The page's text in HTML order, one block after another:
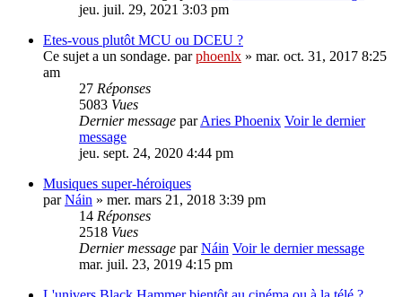
jeu. juil. 29, 2021 3:03 pm
Etes-vous plutôt MCU ou DCEU ?
Ce sujet a un sondage. parphoenlx » mar. oct. 31, 2017 8:25
am
27 Réponses
5083 Vues
Dernier message parAries Phoenix Voir le dernier
message
jeu. sept. 24, 2020 4:44 pm
Musiques super-héroiques
parNáin » mer. mars 21, 2018 3:39 pm
14 Réponses
2518 Vues
Dernier message parNáin Voir le dernier message
mar. juil. 23, 2019 4:15 pm